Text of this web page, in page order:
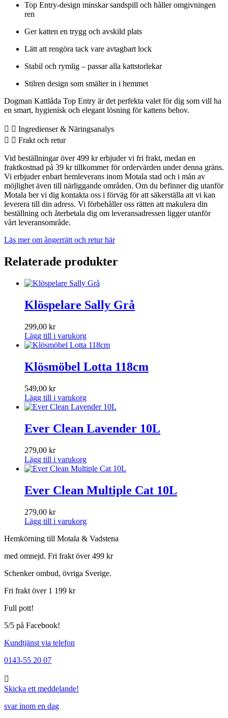
Top Entry-design minskar sandspill och håller omgivningen
ren
Ger katten en trygg och avskild plats
Lätt att rengöra tack vare avtagbart lock
Stabil och rymlig – passar alla kattstorlekar
Stilren design som smälter in i hemmet
Dogman Kattlåda Top Entry är det perfekta valet för dig som vill ha
en smart, hygienisk och elegant lösning för kattens behov.
Ingredienser & Näringsanalys
Frakt och retur
Vid beställningar över 499 kr erbjuder vi fri frakt, medan en
fraktkostnad på 39 kr tillkommer för ordervärden under denna gräns.
Vi erbjuder enbart hemleverans inom Motala stad och i mån av
möjlighet även till närliggande områden. Om du befinner dig utanför
Motala ber vi dig kontakta oss i förväg för att säkerställa att vi kan
leverera till din adress. Vi förbehåller oss rätten att makulera din
beställning och återbetala dig om leveransadressen ligger utanför
vårt leveransområde.
Läs mer om ångerrätt och retur här
Relaterade produkter
Klöspelare Sally Grå
299,00 kr
Lägg till i varukorg
Klösmöbel Lotta 118cm
549,00 kr
Lägg till i varukorg
Ever Clean Lavender 10L
279,00 kr
Lägg till i varukorg
Ever Clean Multiple Cat 10L
279,00 kr
Lägg till i varukorg
Hemkörning till Motala & Vadstena
med omnejd. Fri frakt över 499 kr
Schenker ombud, övriga Sverige.
Fri frakt över 1 199 kr
Full pott!
5/5 på Facebook!
Kundtjänst via telefon
0143-55 20 07
Skicka ett meddelande!
svar inom en dag